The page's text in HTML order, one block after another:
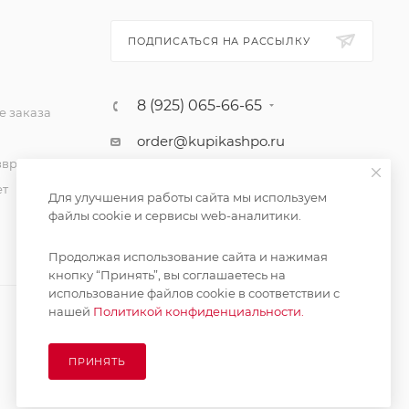
заказа
ПОДПИСАТЬСЯ НА РАССЫЛКУ
8 (925) 065-66-65
order@kupikashpo.ru
Для улучшения работы сайта мы используем
файлы cookie и сервисы web-аналитики.
Продолжая использование сайта и нажимая
кнопку “Принять”, вы соглашаетесь на
использование файлов cookie в соответствии с
нашей Политикой конфиденциальности.
ПРИНЯТЬ